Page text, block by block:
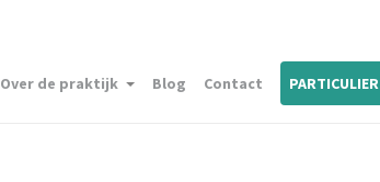
Over de praktijk Blog Contact PARTICULIER